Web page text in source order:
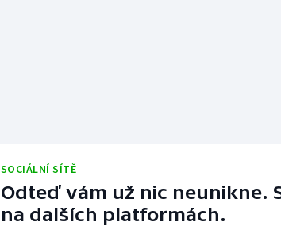
SOCIÁLNÍ SÍTĚ
Odteď vám už nic neunikne.
na dalších platformách.